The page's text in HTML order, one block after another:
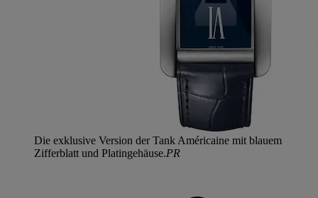
Die exklusive Version der Tank Américaine mit blauem
Zifferblatt und Platingehäuse.PR